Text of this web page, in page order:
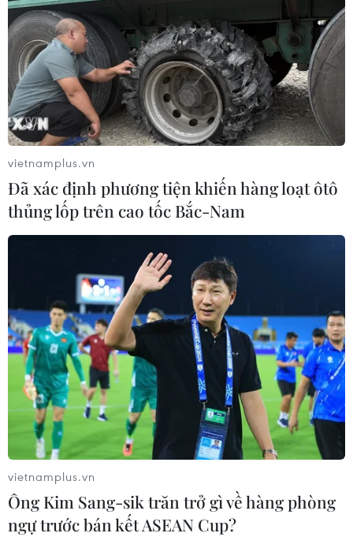
vietnamplus.vn
Đã xác định phương tiện khiến hàng loạt ôtô
thủng lốp trên cao tốc Bắc-Nam
vietnamplus.vn
Ông Kim Sang-sik trăn trở gì về hàng phòng
ngự trước bán kết ASEAN Cup?